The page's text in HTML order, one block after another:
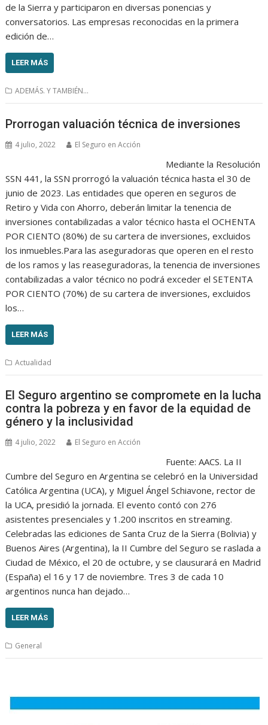
de la Sierra y participaron en diversas ponencias y
conversatorios. Las empresas reconocidas en la primera
edición de…
LEER MÁS
ADEMÁS. Y TAMBIÉN...
Prorrogan valuación técnica de inversiones
4 julio, 2022 El Seguro en Acción
Mediante la Resolución
SSN 441, la SSN prorrogó la valuación técnica hasta el 30 de
junio de 2023. Las entidades que operen en seguros de
Retiro y Vida con Ahorro, deberán limitar la tenencia de
inversiones contabilizadas a valor técnico hasta el OCHENTA
POR CIENTO (80%) de su cartera de inversiones, excluidos
los inmuebles.Para las aseguradoras que operen en el resto
de los ramos y las reaseguradoras, la tenencia de inversiones
contabilizadas a valor técnico no podrá exceder el SETENTA
POR CIENTO (70%) de su cartera de inversiones, excluidos
los…
LEER MÁS
Actualidad
El Seguro argentino se compromete en la lucha
contra la pobreza y en favor de la equidad de
género y la inclusividad
4 julio, 2022 El Seguro en Acción
Fuente: AACS. La II
Cumbre del Seguro en Argentina se celebró en la Universidad
Católica Argentina (UCA), y Miguel Ángel Schiavone, rector de
la UCA, presidió la jornada. El evento contó con 276
asistentes presenciales y 1.200 inscritos en streaming.
Celebradas las ediciones de Santa Cruz de la Sierra (Bolivia) y
Buenos Aires (Argentina), la II Cumbre del Seguro se raslada a
Ciudad de México, el 20 de octubre, y se clausurará en Madrid
(España) el 16 y 17 de noviembre. Tres 3 de cada 10
argentinos nunca han dejado…
LEER MÁS
General